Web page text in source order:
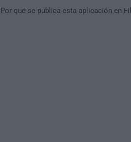
qué se publica esta aplicación en